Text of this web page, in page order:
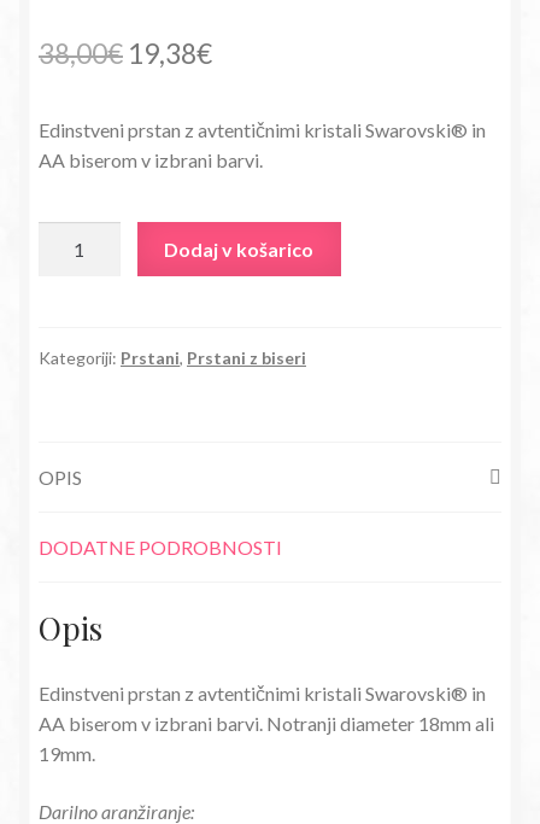
38,00€ Izvirna
je
38,00€.
19,38€Trenutna
je:
Edinstveni prstan z avtentičnimi kristali Swarovski® in
AA biserom v izbrani barvi.
Swarovski®
količina
Dodaj v košarico
Kategoriji: Prstani, Prstani z biseri
OPIS
DODATNE PODROBNOSTI
Opis
Edinstveni prstan z avtentičnimi kristali Swarovski® in
AA biserom v izbrani barvi. Notranji diameter 18mm ali
19mm.
Darilno aranžiranje: